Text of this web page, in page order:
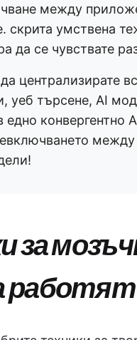
между
скрита умствена
да се чувствате
централизирате
уеб търсене, AI
конвергентно
между
за
работят